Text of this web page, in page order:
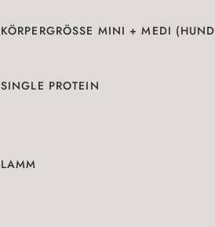
KÖRPERGRÖSSE MINI + MEDI (HUND)
SINGLE PROTEIN
LAMM